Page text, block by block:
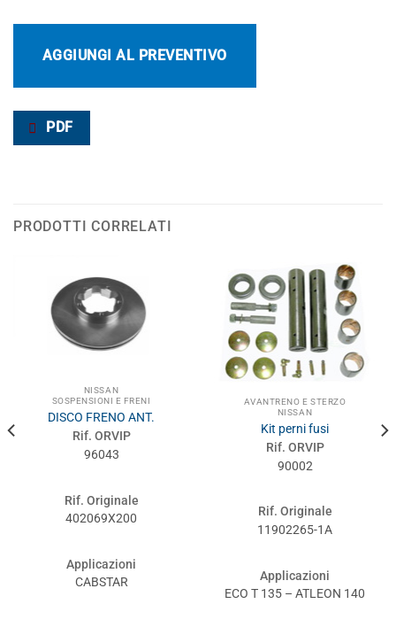
AGGIUNGI AL PREVENTIVO
PDF
PRODOTTI CORRELATI
NISSAN
SOSPENSIONI E FRENI
DISCO FRENO ANT.
Rif. ORVIP
96043
Rif. Originale
402069X200
Applicazioni
CABSTAR
AVANTRENO E STERZO
NISSAN
Kit perni fusi
Rif. ORVIP
90002
Rif. Originale
11902265-1A
Applicazioni
ECO T 135 – ATLEON 140